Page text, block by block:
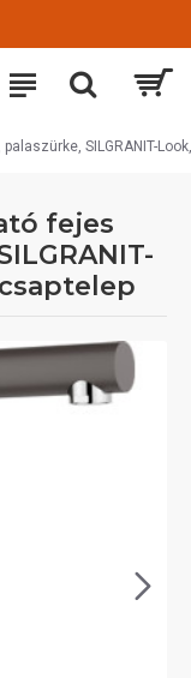
SILGRANIT-
fejes